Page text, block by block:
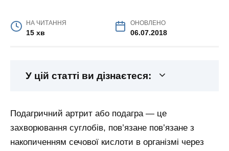
НА ЧИТАННЯ
15 хв
ОНОВЛЕНО
06.07.2018
У цій статті ви дізнаєтеся:
Подагричний артрит або подагра — це
захворювання суглобів, пов’язане пов’язане з
накопиченням сечової кислоти в організмі через